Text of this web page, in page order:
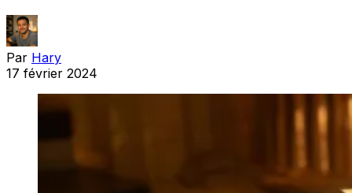
Par Hary
17 février 2024